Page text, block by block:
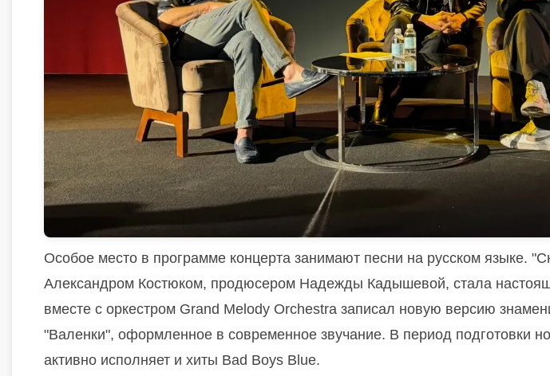
Особое место в программе концерта занимают песни на русском языке.
Александром Костюком, продюсером Надежды Кадышевой, стала
вместе с оркестром Grand Melody Orchestra записал новую версию
"Валенки", оформленное в современное звучание. В период подготовки
активно исполняет и хиты Bad Boys Blue.